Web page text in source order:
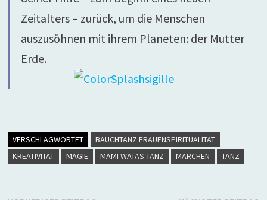
Zeitalters – zurück, um die Menschen
auszusöhnen mit ihrem Planeten: der Mutter
Erde.
VERSCHLAGWORTET
BAUCHTANZ FRAUENSPIRITUALITÄT
KREATIVITÄT
MAGIE MAMI WATAS TANZ MÄRCHEN TANZ